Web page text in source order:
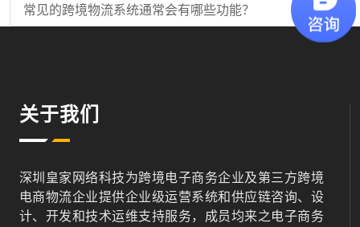
常见的跨境物流系统通常会有哪些功能？
关于我们
深圳皇家网络科技为跨境电子商务企业及第三方跨境
电商物流企业提供企业级运营系统和供应链咨询、设
计、开发和技术运维支持服务，成员均来之电子商务